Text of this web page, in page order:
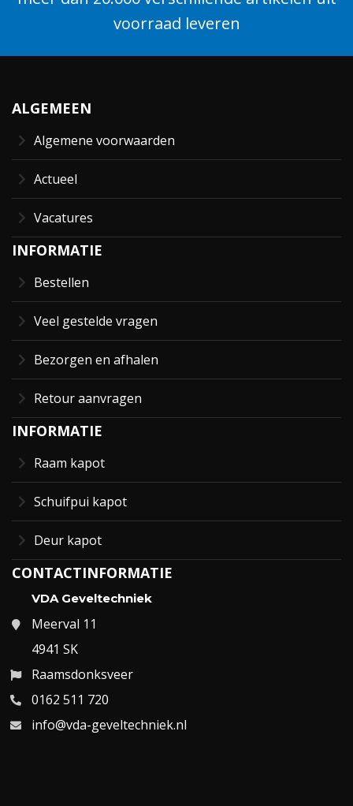
voorraad leveren
ALGEMEEN
Algemene voorwaarden
Actueel
Vacatures
INFORMATIE
Bestellen
Veel gestelde vragen
Bezorgen en afhalen
Retour aanvragen
INFORMATIE
Raam kapot
Schuifpui kapot
Deur kapot
CONTACTINFORMATIE
VDA Geveltechniek
Meerval 11
4941 SK
Raamsdonksveer
0162 511 720
info@vda-geveltechniek.nl